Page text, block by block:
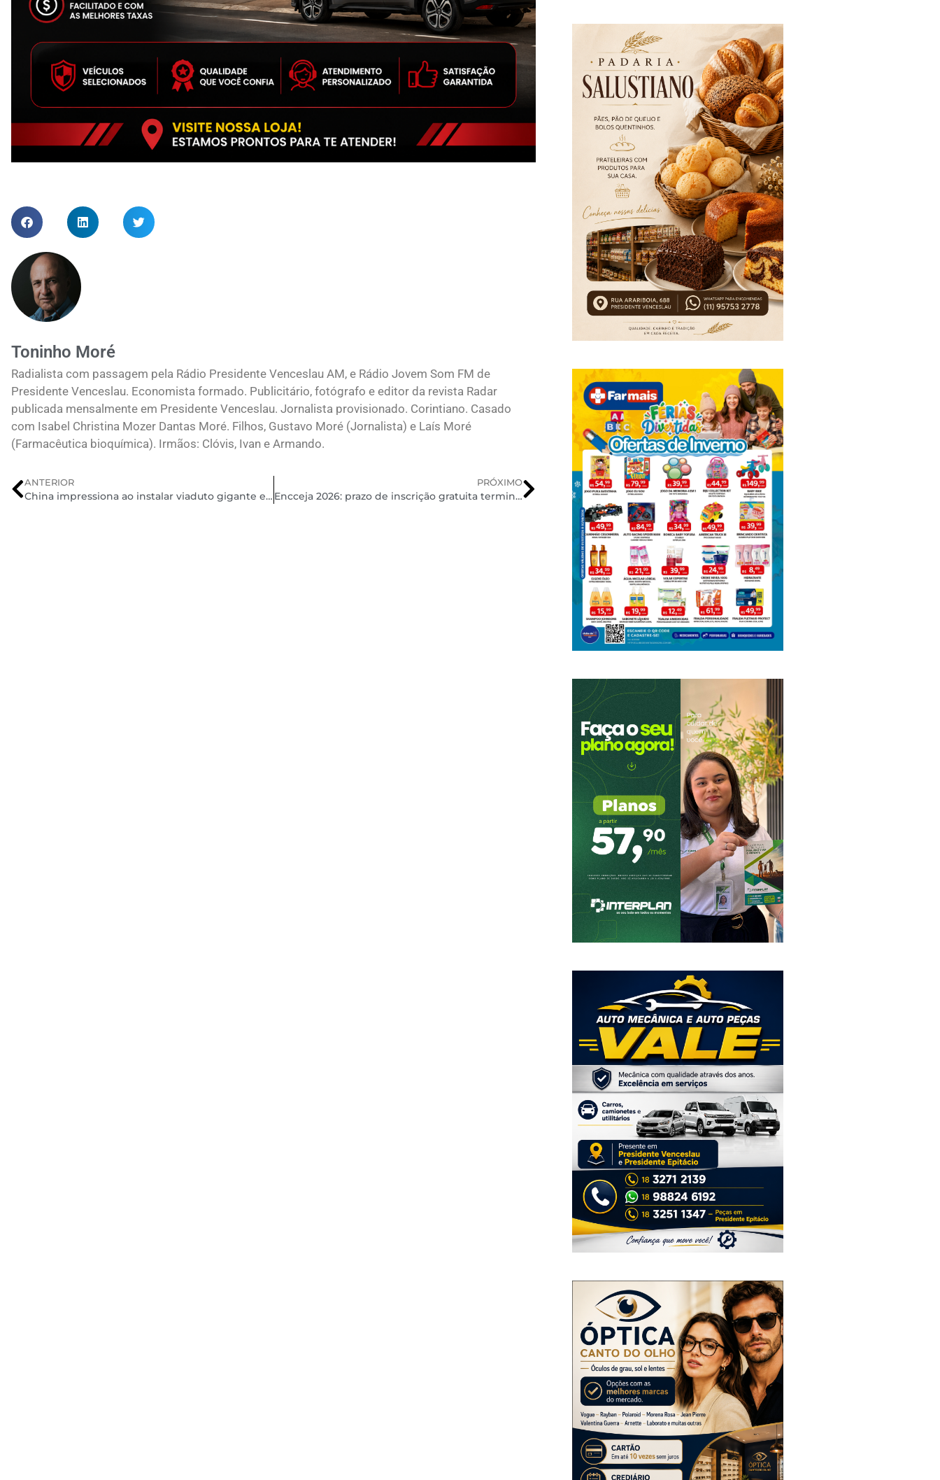
Toninho Moré
Radialista com passagem pela Rádio Presidente Venceslau AM, e Rádio Jovem Som FM de
Presidente Venceslau. Economista formado. Publicitário, fotógrafo e editor da revista Radar
publicada mensalmente em Presidente Venceslau. Jornalista provisionado. Corintiano. Casado
com Isabel Christina Mozer Dantas Moré. Filhos, Gustavo Moré (Jornalista) e Laís Moré
(Farmacêutica bioquímica). Irmãos: Clóvis, Ivan e Armando.
ANTERIOR
China impressiona ao instalar viaduto gigante em 24h
PRÓXIMO
Encceja 2026: prazo de inscrição gratuita termina nesta sexta-feira